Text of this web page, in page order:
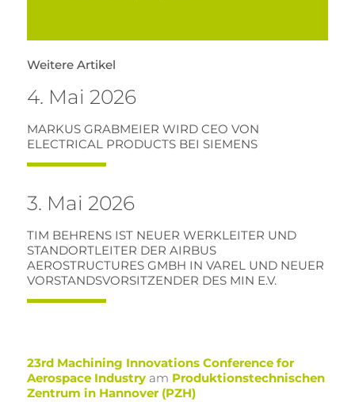
Weitere Artikel
4. Mai 2026
MARKUS GRABMEIER WIRD CEO VON
ELECTRICAL PRODUCTS BEI SIEMENS
3. Mai 2026
TIM BEHRENS IST NEUER WERKLEITER UND
STANDORTLEITER DER AIRBUS
AEROSTRUCTURES GMBH IN VAREL UND NEUER
VORSTANDSVORSITZENDER DES MIN E.V.
23rd Machining Innovations Conference for
Aerospace Industry am Produktionstechnischen
Zentrum in Hannover (PZH)